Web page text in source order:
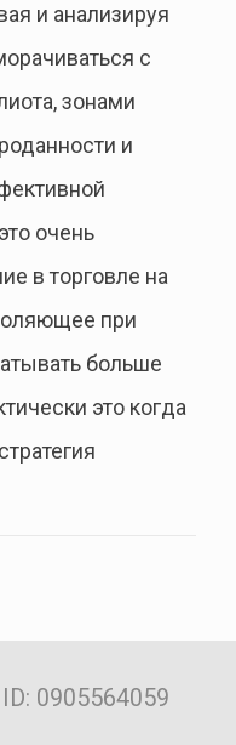
и анализируя
с
зонами
и
очень
в торговле на
при
больше
это когда
0905564059